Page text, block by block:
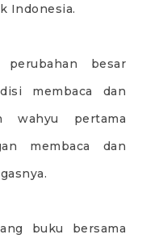
Indonesia.
perubahan besar
membaca dan
wahyu pertama
membaca dan
buku bersama